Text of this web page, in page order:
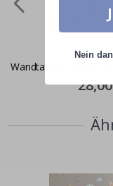
Wandtattoo - Wald und
Price
Nein